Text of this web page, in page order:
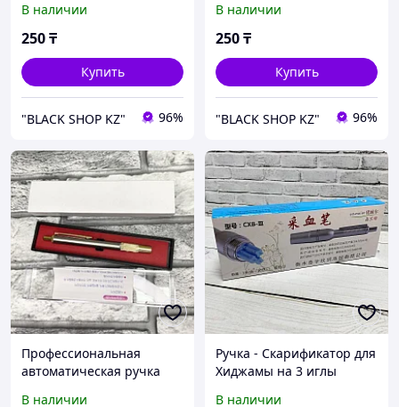
В наличии
250₸
Купить
"BLACK SHOP KZ" 96%
В наличии
250₸
Купить
"BLACK SHOP KZ" 96%
Профессиональная
автоматическая ручка
В наличии
Ручка - Скарификатор для
Хиджамы на 3 иглы
В наличии